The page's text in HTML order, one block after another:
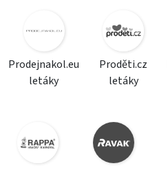
Prodejnakol.eu
letáky
Proděti.cz
letáky